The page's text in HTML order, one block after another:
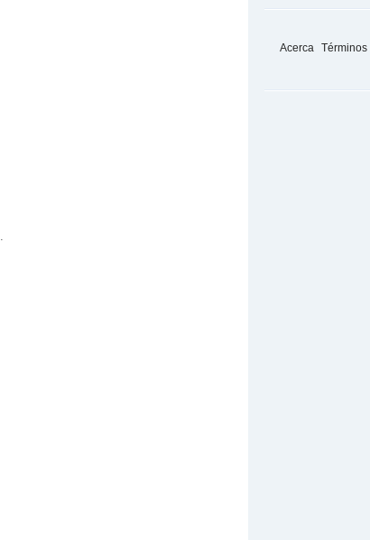
Acerca Términos